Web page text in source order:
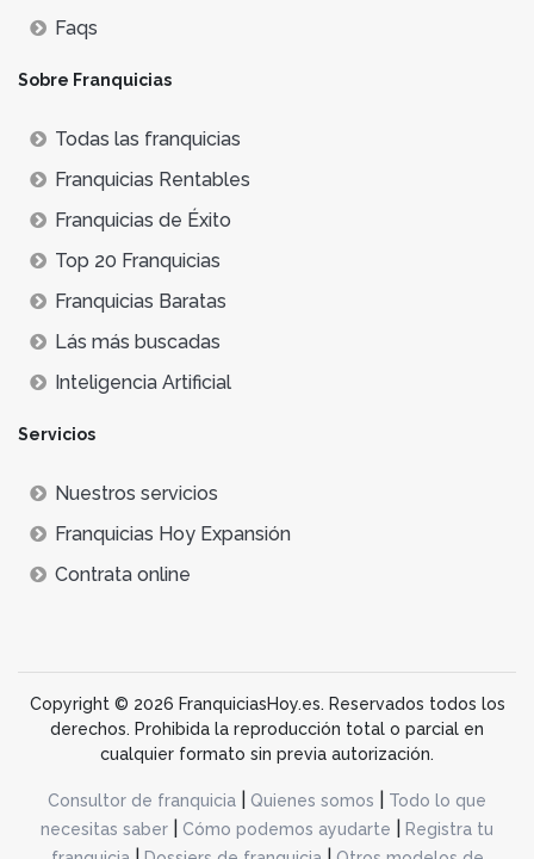
Faqs
Sobre Franquicias
Todas las franquicias
Franquicias Rentables
Franquicias de Éxito
Top 20 Franquicias
Franquicias Baratas
Lás más buscadas
Inteligencia Artificial
Servicios
Nuestros servicios
Franquicias Hoy Expansión
Contrata online
Copyright © 2026 FranquiciasHoy.es. Reservados todos los
derechos. Prohibida la reproducción total o parcial en
cualquier formato sin previa autorización.
Consultor de franquicia Quienes somos
Todo lo que
necesitas saber
Cómo podemos ayudarte
Registra tu